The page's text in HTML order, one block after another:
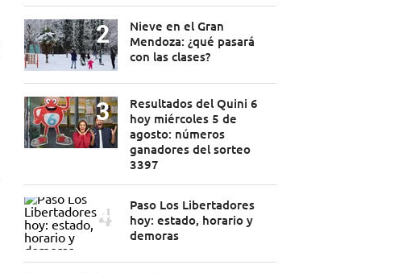
Nieve en el Gran
Mendoza: ¿qué pasará
con las clases?
Resultados del Quini 6
hoy miércoles 5 de
agosto: números
ganadores del sorteo
3397
Paso Los Libertadores
hoy: estado, horario y
demoras